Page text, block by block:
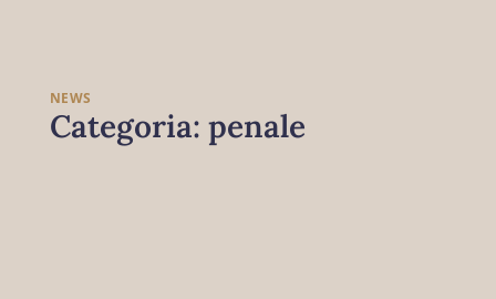
NEWS
Categoria: penale